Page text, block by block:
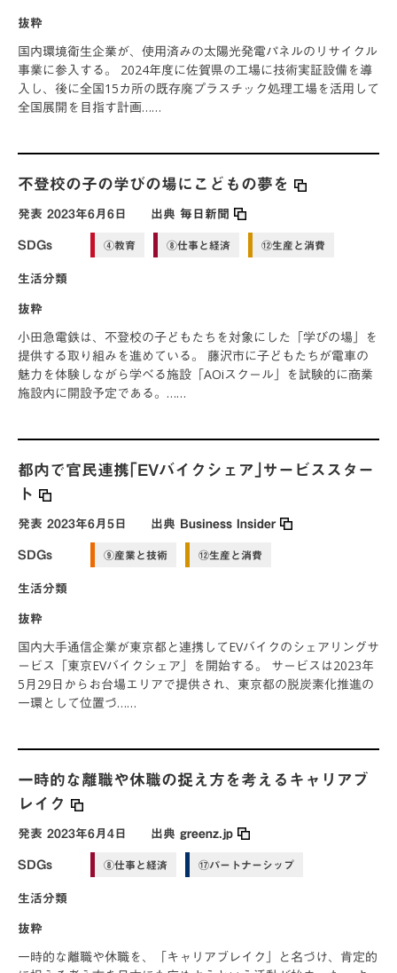
抜粋
国内環境衛生企業が、使用済みの太陽光発電パネルのリサイクル
事業に参入する。 2024年度に佐賀県の工場に技術実証設備を導
入し、後に全国15カ所の既存廃プラスチック処理工場を活用して
全国展開を目指す計画……
不登校の子の学びの場にこどもの夢を
発表 2023年6月6日 出典毎日新聞
SDGs ④教育 ⑧仕事と経済 ⑫生産と消費
生活分類
抜粋
小田急電鉄は、不登校の子どもたちを対象にした「学びの場」を
提供する取り組みを進めている。 藤沢市に子どもたちが電車の
魅力を体験しながら学べる施設「AOiスクール」を試験的に商業
施設内に開設予定である。……
都内で官民連携｢EVバイクシェア｣サービススター
ト
発表 2023年6月5日 出典 Business Insider
SDGs ⑨産業と技術 ⑫生産と消費
生活分類
抜粋
国内大手通信企業が東京都と連携してEVバイクのシェアリングサ
ービス「東京EVバイクシェア」を開始する。 サービスは2023年
5月29日からお台場エリアで提供され、東京都の脱炭素化推進の
一環として位置づ……
一時的な離職や休職の捉え方を考えるキャリアブ
レイク
発表 2023年6月4日 出典greenz.jp
SDGs ⑧仕事と経済 ⑰パートナーシップ
生活分類
抜粋
一時的な離職や休職を、「キャリアブレイク」と名づけ、肯定的